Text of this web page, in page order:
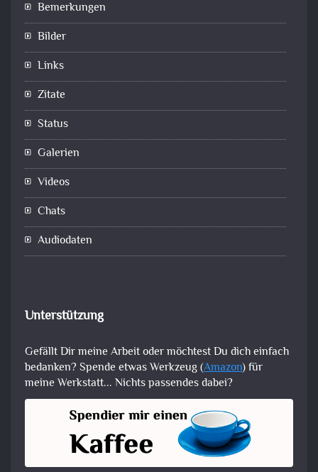
Bemerkungen
Bilder
Links
Zitate
Status
Galerien
Videos
Chats
Audiodaten
Unterstützung
Gefällt Dir meine Arbeit oder möchtest Du dich einfach
bedanken? Spende etwas Werkzeug (Amazon) für
meine Werkstatt... Nichts passendes dabei?